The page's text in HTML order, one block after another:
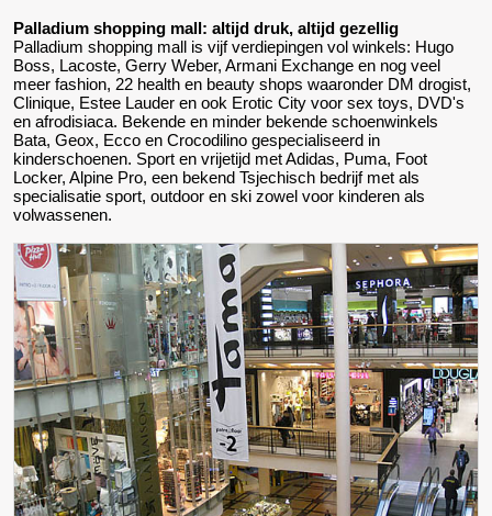
Palladium shopping mall: altijd druk, altijd gezellig
Palladium shopping mall is vijf verdiepingen vol winkels: Hugo
Boss, Lacoste, Gerry Weber, Armani Exchange en nog veel
meer fashion, 22 health en beauty shops waaronder DM drogist,
Clinique, Estee Lauder en ook Erotic City voor sex toys, DVD's
en afrodisiaca. Bekende en minder bekende schoenwinkels
Bata, Geox, Ecco en Crocodilino gespecialiseerd in
kinderschoenen. Sport en vrijetijd met Adidas, Puma, Foot
Locker, Alpine Pro, een bekend Tsjechisch bedrijf met als
specialisatie sport, outdoor en ski zowel voor kinderen als
volwassenen.